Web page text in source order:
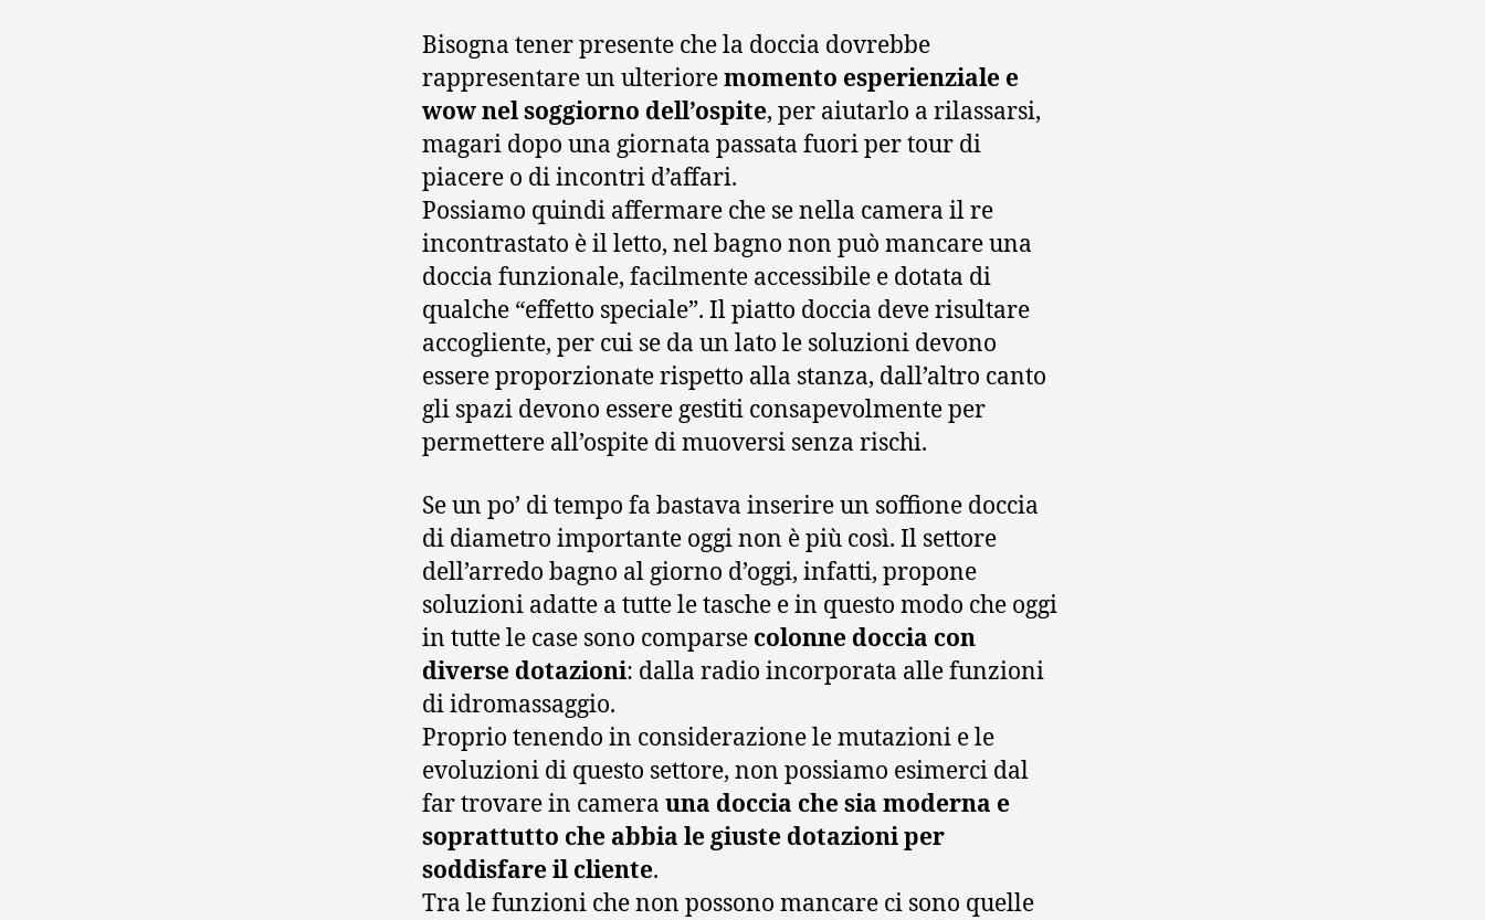
Bisogna tener presente che la doccia dovrebbe
rappresentare un ulterioremomento esperienziale e
wow nel soggiorno dell’ospite, per aiutarlo a rilassarsi,
magari dopo una giornata passata fuori per tour di
piacere o di incontri d’affari.
Possiamo quindi affermare che se nella camera il re
incontrastato è il letto, nel bagno non può mancare una
doccia funzionale, facilmente accessibile e dotata di
qualche “effetto speciale”. Il piatto doccia deve risultare
accogliente, per cui se da un lato le soluzioni devono
essere proporzionate rispetto alla stanza, dall’altro canto
gli spazi devono essere gestiti consapevolmente per
permettere all’ospite di muoversi senza rischi.
Se un po’ di tempo fa bastava inserire un soffione doccia
di diametro importante oggi non è più così. Il settore
dell’arredo bagno al giorno d’oggi, infatti, propone
soluzioni adatte a tutte le tasche e in questo modo che oggi
in tutte le case sono comparse colonne doccia con
diverse dotazioni: dalla radio incorporata alle funzioni
di idromassaggio.
Proprio tenendo in considerazione le mutazioni e le
evoluzioni di questo settore, non possiamo esimerci dal
far trovare in camera una doccia che sia moderna e
soprattutto che abbia le giuste dotazioni per
soddisfare il cliente.
Tra le funzioni che non possono mancare ci sono quelle